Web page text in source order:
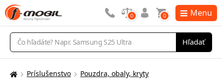
Vyhľadávanie
Hľadať
0 0 Menu
Tu
Príslušenstvo Pouzdra, obaly, kryty